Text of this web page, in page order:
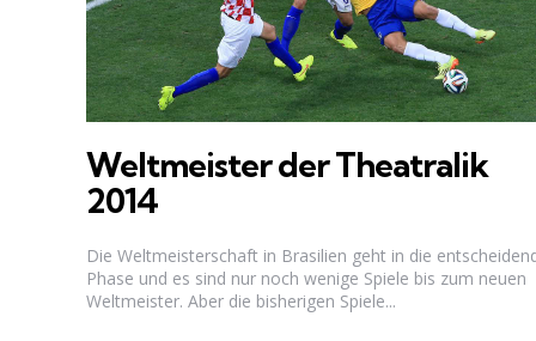
Weltmeister der Theatralik
2014
Die Weltmeisterschaft in Brasilien geht in die
Phase und es sind nur noch wenige Spiele bis zum neuen
Weltmeister. Aber die bisherigen Spiele...